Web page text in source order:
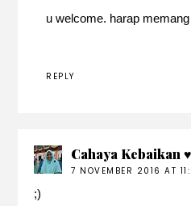
u welcome. harap
REPLY
Cahaya Kebaikan ♥
7 NOVEMBER 2016 AT
;)